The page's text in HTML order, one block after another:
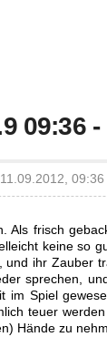
09:36
Als frisch
keine so
und ihr Zauber
sprechen,
im Spiel
teuer
Hände zu